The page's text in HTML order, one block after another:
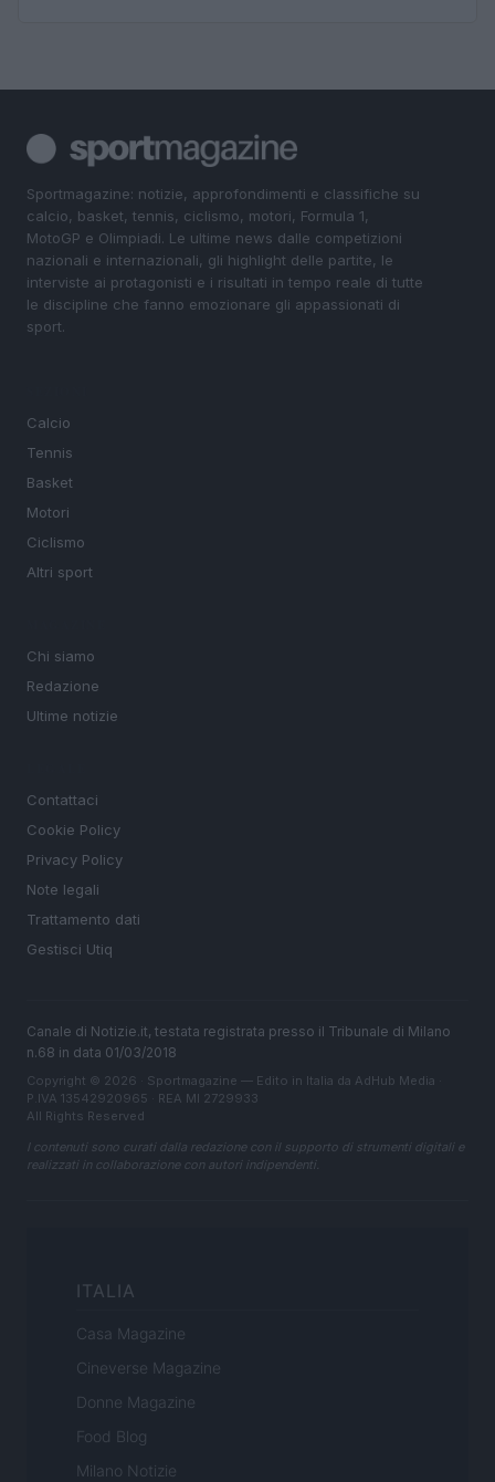
Sportmagazine: notizie, approfondimenti e classifiche su
calcio, basket, tennis, ciclismo, motori, Formula 1,
MotoGP e Olimpiadi. Le ultime news dalle competizioni
nazionali e internazionali, gli highlight delle partite, le
interviste ai protagonisti e i risultati in tempo reale di tutte
le discipline che fanno emozionare gli appassionati di
sport.
Calcio
Tennis
Basket
Motori
Ciclismo
Altri sport
Chi siamo
Redazione
Ultime notizie
Contattaci
Cookie Policy
Privacy Policy
Note legali
Trattamento dati
Gestisci Utiq
Canale di Notizie.it, testata registrata presso il Tribunale di Milano
n.68 in data 01/03/2018
Copyright © 2026 · Sportmagazine — Edito in Italia da AdHub Media
P.IVA 13542920965 · REA MI 2729933
All Rights Reserved
I contenuti sono curati dalla redazione con il supporto di strumenti digitali e
realizzati in collaborazione con autori indipendenti.
ITALIA
Casa Magazine
Cineverse Magazine
Donne Magazine
Food Blog
Milano Notizie